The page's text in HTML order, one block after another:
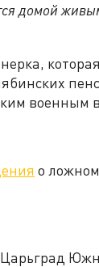
домой
военным
о